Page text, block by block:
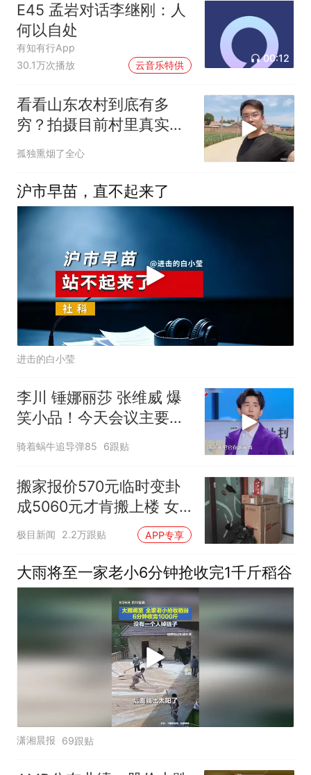
E45 孟岩对话李继刚：人
何以自处
有知有行App
30.1万次播放
云音乐特供
00:12
看看山东农村到底有多
穷？拍摄目前村里真实现
状，颠覆大家的认知
孤独熏烟了全心
沪市早苗，直不起来了
进击的白小莹
李川 锤娜丽莎 张维威 爆
笑小品！今天会议主要宣
布一下，裁员20%，一共
骑着蜗牛追导弹85 6跟贴
搬家报价570元临时变卦
成5060元才肯搬上楼 女
子傻眼
极目新闻 2.2万跟贴 APP专享
大雨将至一家老小6分钟抢收完1千斤稻谷
潇湘晨报 69跟贴